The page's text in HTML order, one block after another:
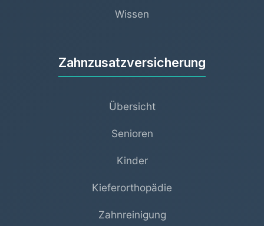
Wissen
Zahnzusatzversicherung
Übersicht
Senioren
Kinder
Kieferorthopädie
Zahnreinigung